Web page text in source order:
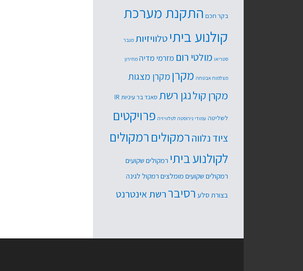
בקר חכם התקנת מערכת
קולנוע ביתיטלוויזיות מגבר
סטריאו מולטי רום מזרמי מדיה מחירון
מצלמות אבטחה מקרןמקרן מצגות
מקרן קולנגן רשת סאנד בר עיניות IR
לשליטה עמודי נירוסטה לטלוויזיה פרויקטים
ציוד נלווה רמקולים רמקולים
לקולנוע ביתי רמקולים שקועים
רמקולים שקועים מומלצים רמקול לגינה
בצורת סלע רסיבררשת אינטרנט